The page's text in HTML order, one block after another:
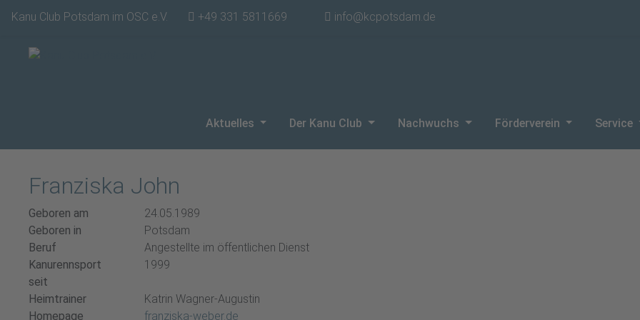
Kanu Club Potsdam im OSC e.V. +49 331 5811669 info@kcpotsdam.de
Aktuelles Der Kanu Club Nachwuchs Förderverein Service
Franziska John
Geboren am
24.05.1989
Geboren in
Potsdam
Beruf
Angestellte im öffentlichen Dienst
Kanurennsport
seit
1999
Heimtrainer
Katrin Wagner-Augustin
Homepage
franziska-weber.de